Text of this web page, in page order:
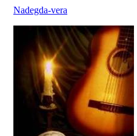
Nadegda-vera